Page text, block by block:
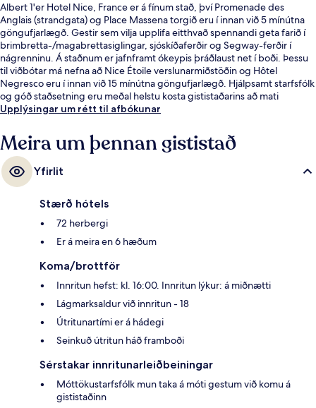
Albert 1'er Hotel Nice, France er á fínum stað, því Promenade des
Anglais (strandgata) og Place Massena torgið eru í innan við 5 mínútna
göngufjarlægð. Gestir sem vilja upplifa eitthvað spennandi geta farið í
brimbretta-/magabrettasiglingar, sjóskíðaferðir og Segway-ferðir í
nágrenninu. Á staðnum er jafnframt ókeypis þráðlaust net í boði. Þessu
til viðbótar má nefna að Nice Étoile verslunarmiðstöðin og Hôtel
Negresco eru í innan við 15 mínútna göngufjarlægð. Hjálpsamt starfsfólk
og góð staðsetning eru meðal helstu kosta gististaðarins að mati
ferðamanna sem hafa heimsótt hann. Það er ekki langt að fara til að
í 4 mínútna göngufjarlægð og Massena Tramway lestarstöðin í 8
mínútna.
Upplýsingar um rétt til afbókunar
Meira um þennan gististað
Yfirlit
Stærð hótels
72 herbergi
Er á meira en 6 hæðum
Koma/brottför
Innritun hefst: kl. 16:00. Innritun lýkur: á miðnætti
Lágmarksaldur við innritun - 18
Útritunartími er á hádegi
Seinkuð útritun háð framboði
Sérstakar innritunarleiðbeiningar
Móttökustarfsfólk mun taka á móti gestum við komu á
gististaðinn